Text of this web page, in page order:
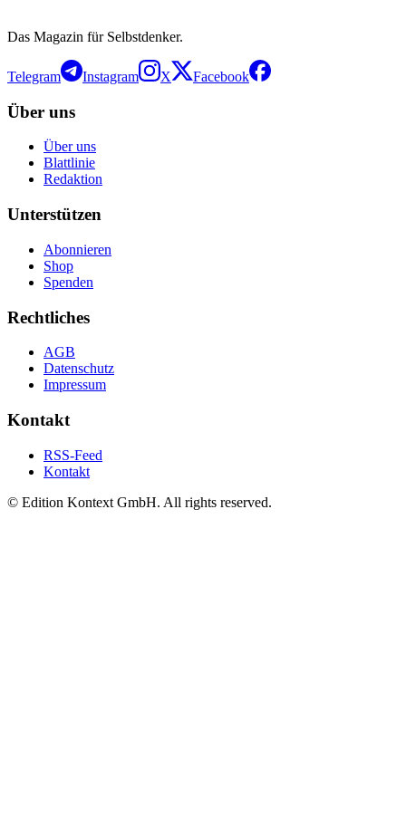
Das Magazin für Selbstdenker.
Telegram Instagram X Facebook
Über uns
Über uns
Blattlinie
Redaktion
Unterstützen
Abonnieren
Shop
Spenden
Rechtliches
AGB
Datenschutz
Impressum
Kontakt
RSS-Feed
Kontakt
© Edition Kontext GmbH. All rights reserved.